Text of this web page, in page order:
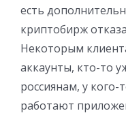
есть
криптобирж
Некоторым
аккаунты, кто-то
россиянам, у
работают